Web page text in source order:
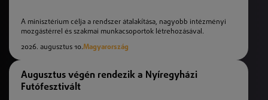
A minisztérium célja a rendszer átalakítása, nagyobb intézményi
mozgástérrel és szakmai munkacsoportok létrehozásával.
2026. augusztus 10.Magyarország
Augusztus végén rendezik a Nyíregyházi
Futófesztivált